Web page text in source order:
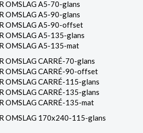
OMSLAG A5-70-glans
OMSLAG A5-90-glans
OMSLAG A5-90-offset
OMSLAG A5-135-glans
OMSLAG A5-135-mat
OMSLAG CARRÉ-70-glans
OMSLAG CARRÉ-90-offset
OMSLAG CARRÉ-115-glans
OMSLAG CARRÉ-135-glans
OMSLAG CARRÉ-135-mat
OMSLAG 170x240-115-glans